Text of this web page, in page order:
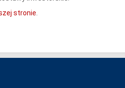
stronie